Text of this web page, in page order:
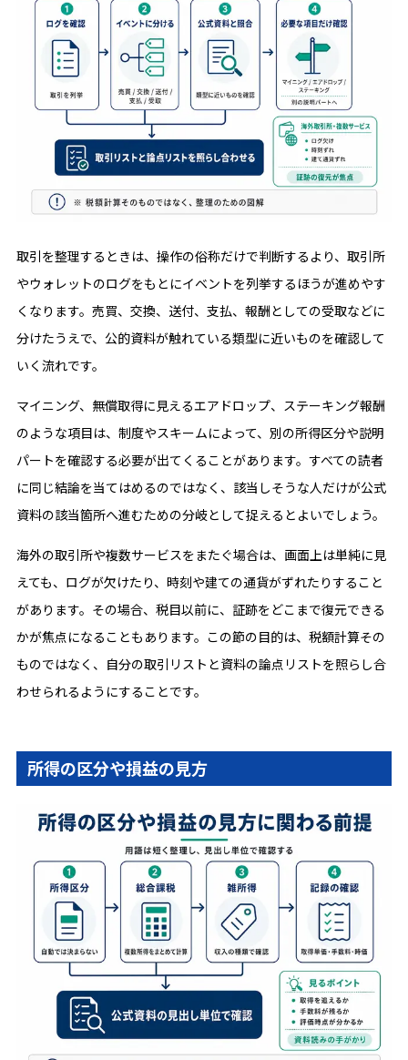
取引を整理するときは、操作の俗称だけで判断するより、取引所
やウォレットのログをもとにイベントを列挙するほうが進めやす
くなります。売買、交換、送付、支払、報酬としての受取などに
分けたうえで、公的資料が触れている類型に近いものを確認して
いく流れです。
マイニング、無償取得に見えるエアドロップ、ステーキング報酬
のような項目は、制度やスキームによって、別の所得区分や説明
パートを確認する必要が出てくることがあります。すべての読者
に同じ結論を当てはめるのではなく、該当しそうな人だけが公式
資料の該当箇所へ進むための分岐として捉えるとよいでしょう。
海外の取引所や複数サービスをまたぐ場合は、画面上は単純に見
えても、ログが欠けたり、時刻や建ての通貨がずれたりすること
があります。その場合、税目以前に、証跡をどこまで復元できる
かが焦点になることもあります。この節の目的は、税額計算その
ものではなく、自分の取引リストと資料の論点リストを照らし合
わせられるようにすることです。
所得の区分や損益の見方